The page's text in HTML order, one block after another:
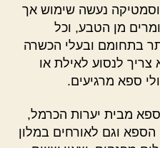
נעשה שימוש אך
מן הטבע, וכל
בתחומם ובעלי הכשרה
צריך לנסוע לאילת או
ספא מרגיעים.
מבית יערות הכרמל,
וגם לאורחים במלון